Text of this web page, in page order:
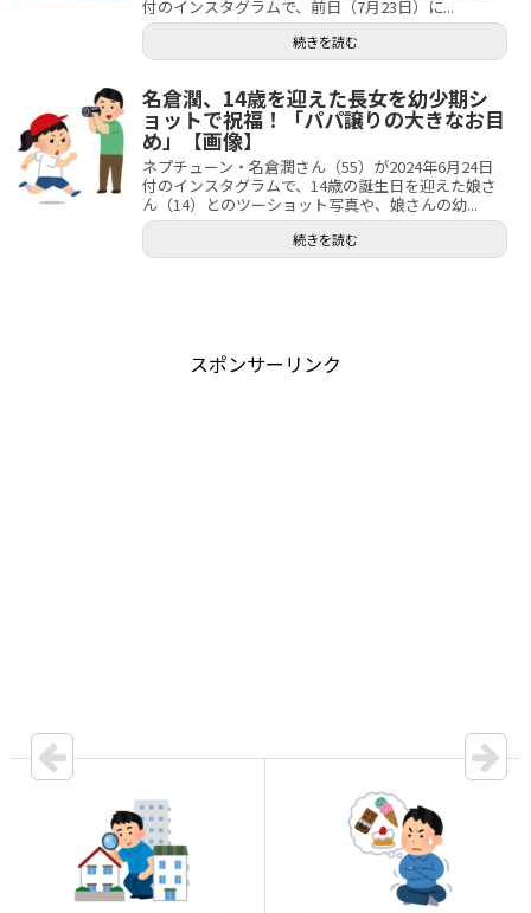
付のインスタグラムで、前日（7月23日）に...
続きを読む
名倉潤、14歳を迎えた長女を幼少期シ
ョットで祝福！「パパ譲りの大きなお目
め」【画像】
ネプチューン・名倉潤さん（55）が2024年6月24日
付のインスタグラムで、14歳の誕生日を迎えた娘さ
ん（14）とのツーショット写真や、娘さんの幼...
続きを読む
スポンサーリンク